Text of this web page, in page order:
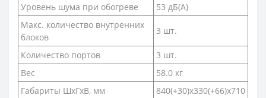
Уровень шума при обогреве
53 дБ(А)
Макс. количество внутренних
блоков
3 шт.
Количество портов
3 шт.
Вес
58.0 кг
Габариты ШхГхВ, мм
840(+30)x330(+66)x710